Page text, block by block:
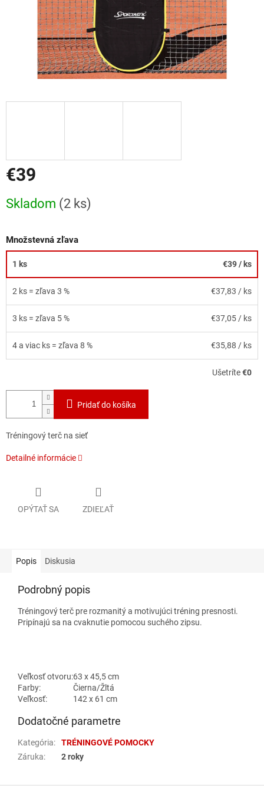
€39
cena:
Skladom (2 ks)
Množstevná zľava
1 ks €39/ ks
2 ks = zľava 3 % €37,83 / ks
3 ks = zľava 5 % €37,05 / ks
4 a viac ks = zľava 8 % €35,88 / ks
Ušetríte€0
Pridať do košíka
Tréningový terč na sieť
Detailné informácie
OPÝTAŤ SA ZDIEĽAŤ
Popis Diskusia
Podrobný popis
Tréningový terč pre rozmanitý a motivujúci tréning presnosti.
Pripínajú sa na cvaknutie pomocou suchého zipsu.
Veľkosť otvoru:63 x 45,5 cm
Farby:
Čierna/Žltá
Veľkosť:
142 x 61 cm
Dodatočné parametre
Kategória:
TRÉNINGOVÉ POMOCKY
Záruka: 2 roky